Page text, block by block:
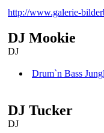
http://www.galerie-
DJ Mookie
DJ
Drum`n Bass
DJ Tucker
DJ